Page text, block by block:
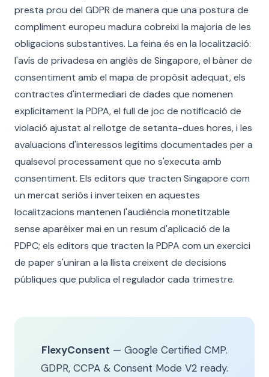
presta prou del GDPR de manera que una postura de
compliment europeu madura cobreixi la majoria de les
obligacions substantives. La feina és en la localització:
l'avís de privadesa en anglès de Singapore, el bàner de
consentiment amb el mapa de propòsit adequat, els
contractes d'intermediari de dades que nomenen
explícitament la PDPA, el full de joc de notificació de
violació ajustat al rellotge de setanta-dues hores, i les
avaluacions d'interessos legítims documentades per a
qualsevol processament que no s'executa amb
consentiment. Els editors que tracten Singapore com
un mercat seriós i inverteixen en aquestes
localitzacions mantenen l'audiència monetitzable
sense aparèixer mai en un resum d'aplicació de la
PDPC; els editors que tracten la PDPA com un exercici
de paper s'uniran a la llista creixent de decisions
públiques que publica el regulador cada trimestre.
FlexyConsent — Google Certified CMP.
GDPR, CCPA & Consent Mode V2 ready.